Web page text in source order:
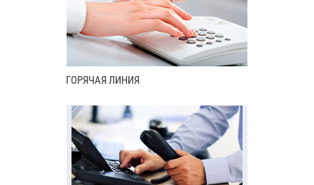
ГОРЯЧАЯ ЛИНИЯ